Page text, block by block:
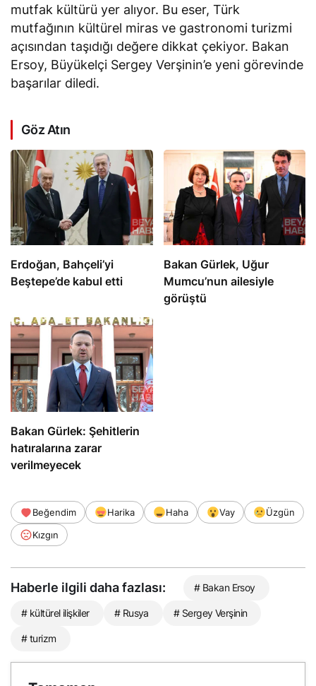
mutfak kültürü yer alıyor. Bu eser, Türk
mutfağının kültürel miras ve gastronomi turizmi
açısından taşıdığı değere dikkat çekiyor. Bakan
Ersoy, Büyükelçi Sergey Verşinin’e yeni görevinde
başarılar diledi.
Göz Atın
Erdoğan, Bahçeli’yi
Beştepe’de kabul etti
Bakan Gürlek, Uğur
Mumcu’nun ailesiyle
görüştü
Bakan Gürlek: Şehitlerin
hatıralarına zarar
verilmeyecek
Beğendim Harika Haha Vay
Üzgün
Kızgın
Haberle ilgili daha fazlası: # Bakan Ersoy
# kültürel ilişkiler # Rusya # Sergey Verşinin
# turizm